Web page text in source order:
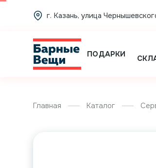
г. Казань, улица
ПОДАРКИ
Главная Каталог